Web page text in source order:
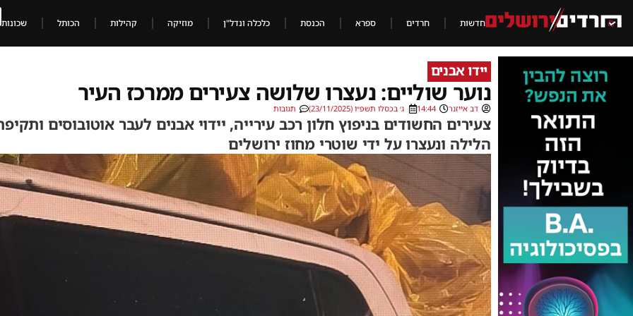
חדשות חרדים ספרא הכנסת כלכלה ונדל"ן מוזיקה קהילות הכותל שכונות
יידו אבנים
נוער שוליים: נעצרו שלושה צעירים ממרכז העיר
דב אייזנר 14:44 ג׳ בכסלו תשפ״ו (23/11/2025) תגובות
צעירים החשודים בניפוץ חלון רכב עירייה, יידוי אבנים לעבר אוטובוסים
הלילה ונעצרו על ידי שוטרי מחוז ירושלים